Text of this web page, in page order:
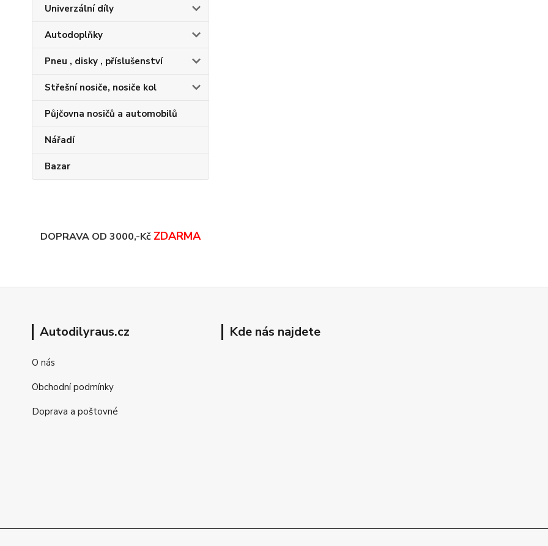
Univerzální díly
Autodoplňky
Pneu , disky , příslušenství
Střešní nosiče, nosiče kol
Půjčovna nosičů a automobilů
Nářadí
Bazar
DOPRAVA OD 3000,-Kč ZDARMA
Autodilyraus.cz
O nás
Obchodní podmínky
Doprava a poštovné
Kde nás najdete